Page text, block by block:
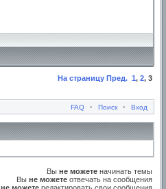
На страницу Пред. 1, 2, 3
FAQ • Поиск • Вход
Вы не можете начинать темы
Вы не можете отвечать на сообщения